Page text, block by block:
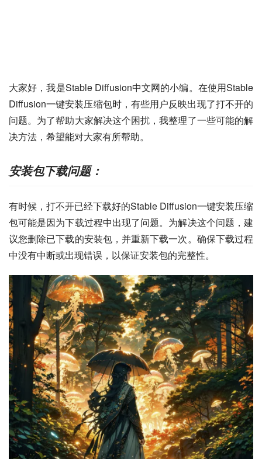
大家好，我是Stable Diffusion中文网的小编。在使用Stable
Diffusion一键安装压缩包时，有些用户反映出现了打不开的
问题。为了帮助大家解决这个困扰，我整理了一些可能的解
决方法，希望能对大家有所帮助。
安装包下载问题：
有时候，打不开已经下载好的Stable Diffusion一键安装压缩
包可能是因为下载过程中出现了问题。为解决这个问题，建
议您删除已下载的安装包，并重新下载一次。确保下载过程
中没有中断或出现错误，以保证安装包的完整性。